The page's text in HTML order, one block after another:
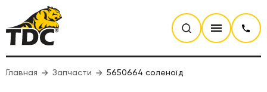
Главная Запчасти 5650664 соленоїд